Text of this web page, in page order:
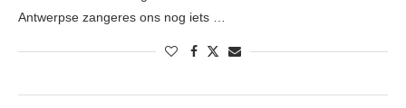
Antwerpse zangeres ons nog iets …